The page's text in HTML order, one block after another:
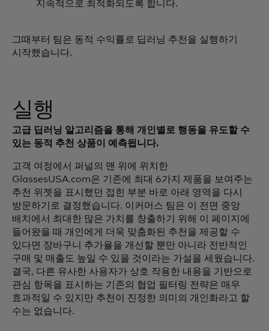
지속적으로 최적화되도록 합니다.
그때부터 팀은 동적 수익률로 딥러닝 추천을 실행하기
시작했습니다.
실행
고급 딥러닝 알고리즘을 통해 개인별로 행동을 유도할 수
있는 동적 추천 상품이 예측됩니다.
고객 여정에서 퍼널의 맨 위에 위치한
GlassesUSA.com은 기존에 최대 6가지 제품을 보여주는
추천 위젯을 표시했던 접힌 부분 바로 아래 영역을 다시
방문하기로 결정했습니다. 이커머스 팀은 이 전면 중앙
배치에서 최대한 많은 가치를 창출하기 위해 이 페이지에
들어왔을 때 개인에게 더욱 맞춤화된 추천을 제공할 수
있다면 장바구니 추가율을 개선할 뿐만 아니라 전반적인
구매 및 매출도 높일 수 있을 것이라는 가설을 세웠습니다.
결국, 다른 유사한 사용자가 상호 작용한 내용을 기반으로
관심 항목을 표시하는 기존의 협업 필터링 전략은 매우
효과적일 수 있지만 추천이 진정한 의미의 개인화라고 할
수는 없습니다.